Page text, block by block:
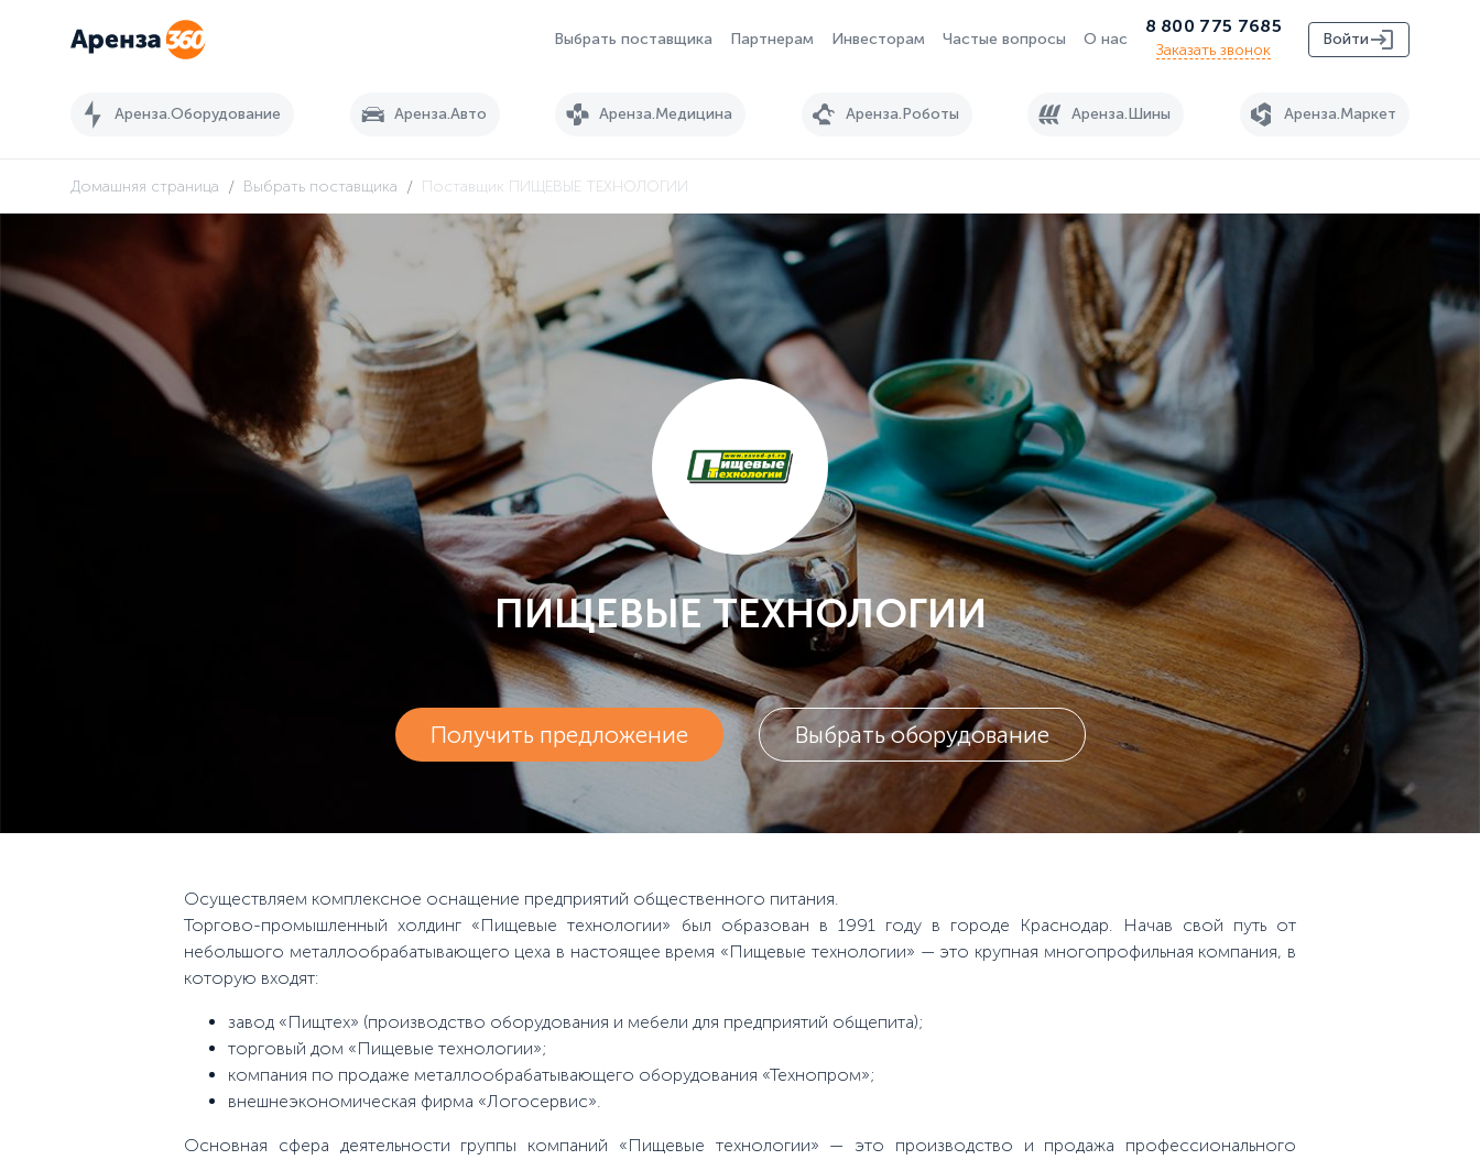
Выбрать поставщика Партнерам Инвесторам Частые вопросы О нас
8 800 775 7685
Заказать звонок
Войти
Аренза.Оборудование Аренза.Авто Аренза.Медицина Аренза.Роботы Аренза.Шины Аренза.Маркет
Домашняя страница / Выбрать поставщика / Поставщик ПИЩЕВЫЕ ТЕХНОЛОГИИ
ПИЩЕВЫЕ ТЕХНОЛОГИИ
Получить предложение Выбрать оборудование
Осуществляем комплексное оснащение предприятий общественного питания.
Торгово-промышленный холдинг «Пищевые технологии» был образован в 1991 году в городе Краснодар. Начав свой путь от
небольшого металлообрабатывающего цеха в настоящее время «Пищевые технологии» — это крупная многопрофильная компания, в
которую входят:
завод «Пищтех» (производство оборудования и мебели для предприятий общепита);
торговый дом «Пищевые технологии»;
компания по продаже металлообрабатывающего оборудования «Технопром»;
внешнеэкономическая фирма «Логосервис».
Основная сфера деятельности группы компаний «Пищевые технологии» — это производство и продажа профессионального